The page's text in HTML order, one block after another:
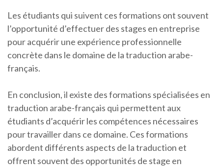
Les étudiants qui suivent ces formations ont souvent
l’opportunité d’effectuer des stages en entreprise
pour acquérir une expérience professionnelle
concrète dans le domaine de la traduction arabe-
français.
En conclusion, il existe des formations spécialisées en
traduction arabe-français qui permettent aux
étudiants d’acquérir les compétences nécessaires
pour travailler dans ce domaine. Ces formations
abordent différents aspects de la traduction et
offrent souvent des opportunités de stage en